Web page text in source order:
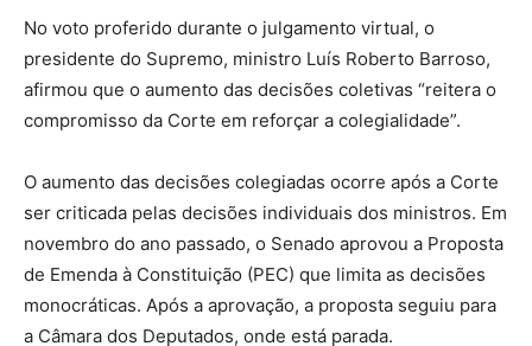
No voto proferido durante o julgamento virtual, o
presidente do Supremo, ministro Luís Roberto Barroso,
afirmou que o aumento das decisões coletivas “reitera o
compromisso da Corte em reforçar a colegialidade”.
O aumento das decisões colegiadas ocorre após a Corte
ser criticada pelas decisões individuais dos ministros. Em
novembro do ano passado, o Senado aprovou a Proposta
de Emenda à Constituição (PEC) que limita as decisões
monocráticas. Após a aprovação, a proposta seguiu para
a Câmara dos Deputados, onde está parada.